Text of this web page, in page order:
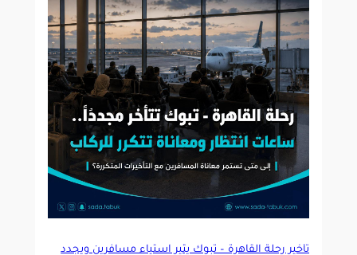
تأخير رحلة القاهرة – تبوك يثير استياء مسافرين ويجدد